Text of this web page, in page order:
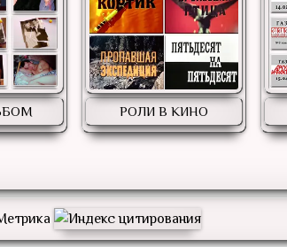
РОЛИ В КИНО